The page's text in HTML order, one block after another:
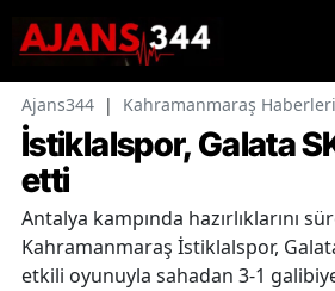
Ajans344 | Kahramanmaraş Haberleri
İstiklalspor, Galata
etti
Antalya kampında hazırlıklarını
Kahramanmaraş İstiklalspor,
etkili oyunuyla sahadan 3-1